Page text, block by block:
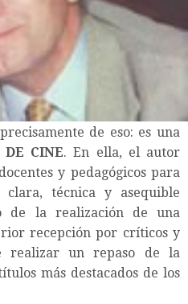
de eso: es una
DE CINE. En ella, el autor
y pedagógicos para
técnica y asequible
de la realización de una
recepción por críticos y
realizar un repaso de la
más destacados de los